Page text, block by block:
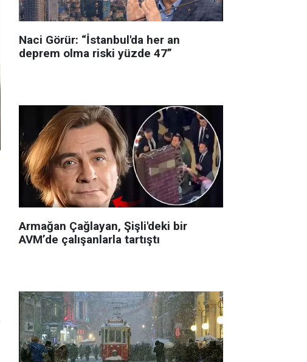
Naci Görür: “İstanbul'da her an
deprem olma riski yüzde 47”
Armağan Çağlayan, Şişli'deki bir
AVM’de çalışanlarla tartıştı